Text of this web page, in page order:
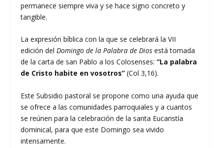
permanece siempre viva y se hace signo concreto y
tangible.
La expresión bíblica con la que se celebrará la VII
edición delDomingo de la Palabra de Dios está tomada
de la carta de san Pablo a los Colosenses:“La palabra
de Cristo habite en vosotros” (Col 3,16).
Este Subsidio pastoral se propone como una ayuda que
se ofrece a las comunidades parroquiales y a cuantos
se reúnen para la celebración de la santa Eucaristía
dominical, para que este Domingo sea vivido
intensamente.